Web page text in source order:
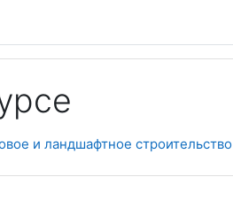
и ландшафтное строительство